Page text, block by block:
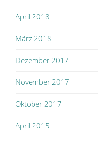
April 2018
März 2018
Dezember 2017
November 2017
Oktober 2017
April 2015